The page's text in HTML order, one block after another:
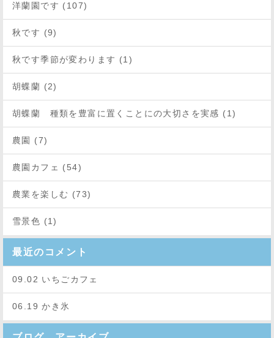
洋蘭園です (107)
秋です (9)
秋です季節が変わります (1)
胡蝶蘭 (2)
胡蝶蘭 種類を豊富に置くことにの大切さを実感 (1)
農園 (7)
農園カフェ (54)
農業を楽しむ (73)
雪景色 (1)
最近のコメント
09.02 いちごカフェ
06.19 かき氷